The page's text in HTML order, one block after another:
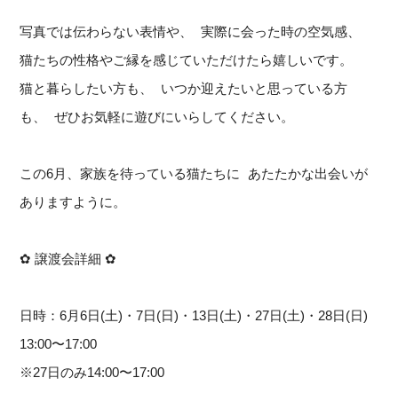
写真では伝わらない表情や、 実際に会った時の空気感、
猫たちの性格やご縁を感じていただけたら嬉しいです。
猫と暮らしたい方も、 いつか迎えたいと思っている方
も、 ぜひお気軽に遊びにいらしてください。
この6月、家族を待っている猫たちに あたたかな出会いが
ありますように。
✿ 譲渡会詳細 ✿
日時：6月6日(土)・7日(日)・13日(土)・27日(土)・28日(日)
13:00〜17:00
※27日のみ14:00〜17:00